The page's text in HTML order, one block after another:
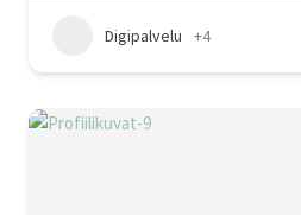
Digipalvelu +4